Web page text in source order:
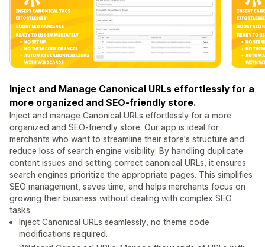
Inject and Manage Canonical URLs effortlessly for a
more organized and SEO-friendly store.
Inject and manage Canonical URLs effortlessly for a more
organized and SEO-friendly store. Our app is ideal for
merchants who want to streamline their store's structure and
reduce loss of search engine visibility. By handling duplicate
content issues and setting correct canonical URLs, it ensures
search engines prioritize the appropriate pages. This simplifies
SEO management, saves time, and helps merchants focus on
growing their business without dealing with complex SEO
tasks.
Inject Canonical URLs seamlessly, no theme code
modifications required.